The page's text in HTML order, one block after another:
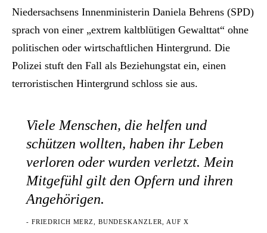
Niedersachsens Innenministerin Daniela Behrens (SPD)
sprach von einer „extrem kaltblütigen Gewalttat“ ohne
politischen oder wirtschaftlichen Hintergrund. Die
Polizei stuft den Fall als Beziehungstat ein, einen
terroristischen Hintergrund schloss sie aus.
Viele Menschen, die helfen und
schützen wollten, haben ihr Leben
verloren oder wurden verletzt. Mein
Mitgefühl gilt den Opfern und ihren
Angehörigen.
- FRIEDRICH MERZ, BUNDESKANZLER, AUF X